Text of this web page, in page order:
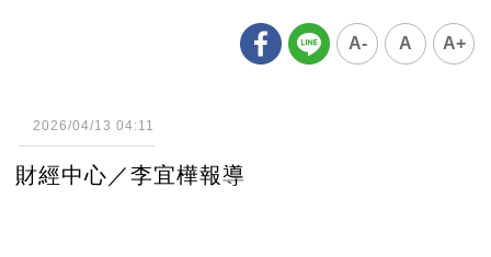
A- A A+
2026/04/13 04:11
財經中心／李宜樺報導